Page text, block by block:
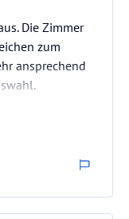
Die Zimmer
zum
ansprechend